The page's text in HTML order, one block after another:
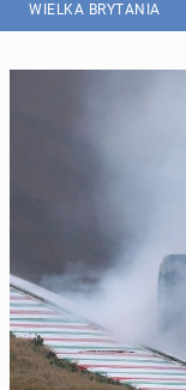
WIELKA BRYTANIA